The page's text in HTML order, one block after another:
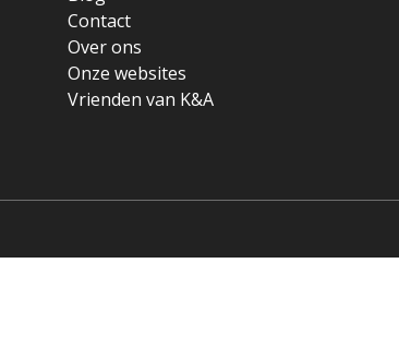
Contact
Over ons
Onze websites
Vrienden van K&A